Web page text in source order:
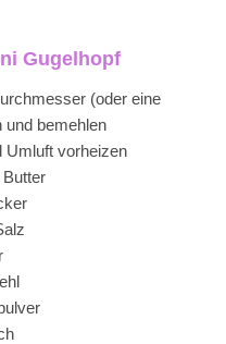
Gugelhopf
(oder eine
und bemehlen
Umluft vorheizen